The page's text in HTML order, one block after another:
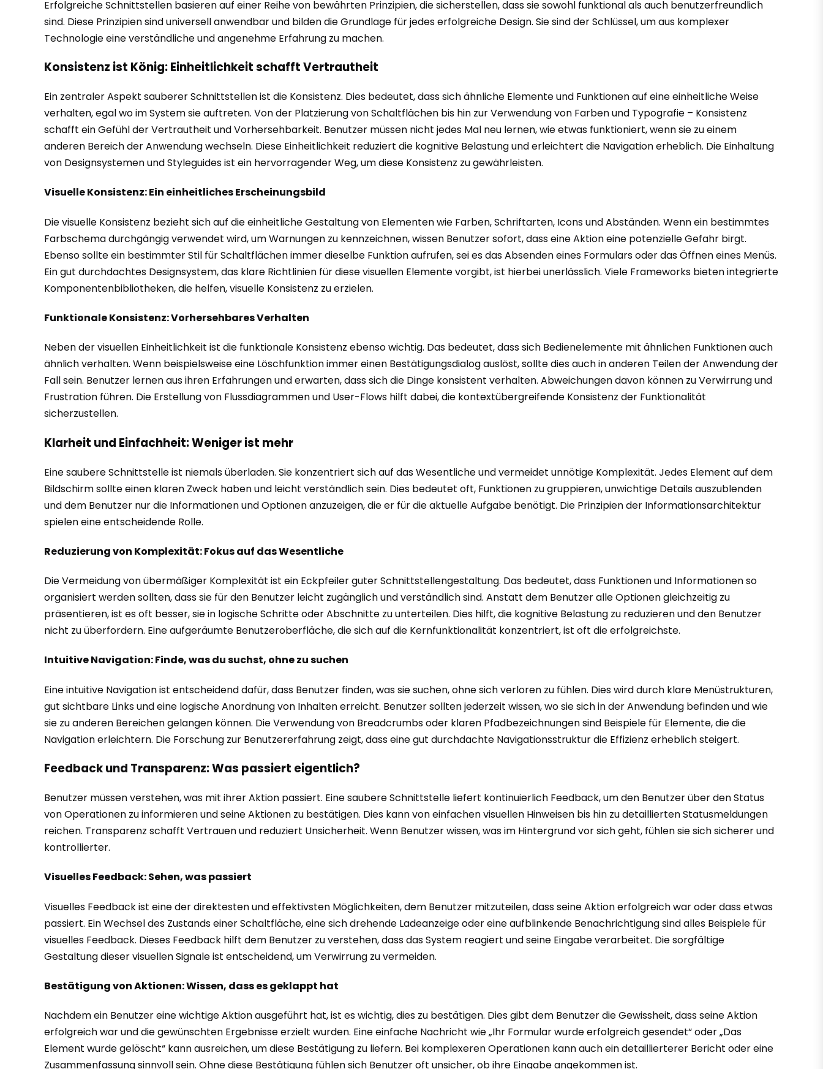
Erfolgreiche Schnittstellen basieren auf einer Reihe von bewährten Prinzipien, die sicherstellen, dass sie sowohl funktional als auch benutzerfreundlich
sind. Diese Prinzipien sind universell anwendbar und bilden die Grundlage für jedes erfolgreiche Design. Sie sind der Schlüssel, um aus komplexer
Technologie eine verständliche und angenehme Erfahrung zu machen.
Konsistenz ist König: Einheitlichkeit schafft Vertrautheit
Ein zentraler Aspekt sauberer Schnittstellen ist die Konsistenz. Dies bedeutet, dass sich ähnliche Elemente und Funktionen auf eine einheitliche Weise
verhalten, egal wo im System sie auftreten. Von der Platzierung von Schaltflächen bis hin zur Verwendung von Farben und Typografie – Konsistenz
schafft ein Gefühl der Vertrautheit und Vorhersehbarkeit. Benutzer müssen nicht jedes Mal neu lernen, wie etwas funktioniert, wenn sie zu einem
anderen Bereich der Anwendung wechseln. Diese Einheitlichkeit reduziert die kognitive Belastung und erleichtert die Navigation erheblich. Die Einhaltung
von Designsystemen und Styleguides ist ein hervorragender Weg, um diese Konsistenz zu gewährleisten.
Visuelle Konsistenz: Ein einheitliches Erscheinungsbild
Die visuelle Konsistenz bezieht sich auf die einheitliche Gestaltung von Elementen wie Farben, Schriftarten, Icons und Abständen. Wenn ein bestimmtes
Farbschema durchgängig verwendet wird, um Warnungen zu kennzeichnen, wissen Benutzer sofort, dass eine Aktion eine potenzielle Gefahr birgt.
Ebenso sollte ein bestimmter Stil für Schaltflächen immer dieselbe Funktion aufrufen, sei es das Absenden eines Formulars oder das Öffnen eines Menüs.
Ein gut durchdachtes Designsystem, das klare Richtlinien für diese visuellen Elemente vorgibt, ist hierbei unerlässlich. Viele Frameworks bieten integrierte
Komponentenbibliotheken, die helfen, visuelle Konsistenz zu erzielen.
Funktionale Konsistenz: Vorhersehbares Verhalten
Neben der visuellen Einheitlichkeit ist die funktionale Konsistenz ebenso wichtig. Das bedeutet, dass sich Bedienelemente mit ähnlichen Funktionen auch
ähnlich verhalten. Wenn beispielsweise eine Löschfunktion immer einen Bestätigungsdialog auslöst, sollte dies auch in anderen Teilen der Anwendung der
Fall sein. Benutzer lernen aus ihren Erfahrungen und erwarten, dass sich die Dinge konsistent verhalten. Abweichungen davon können zu Verwirrung und
Frustration führen. Die Erstellung von Flussdiagrammen und User-Flows hilft dabei, die kontextübergreifende Konsistenz der Funktionalität
sicherzustellen.
Klarheit und Einfachheit: Weniger ist mehr
Eine saubere Schnittstelle ist niemals überladen. Sie konzentriert sich auf das Wesentliche und vermeidet unnötige Komplexität. Jedes Element auf dem
Bildschirm sollte einen klaren Zweck haben und leicht verständlich sein. Dies bedeutet oft, Funktionen zu gruppieren, unwichtige Details auszublenden
und dem Benutzer nur die Informationen und Optionen anzuzeigen, die er für die aktuelle Aufgabe benötigt. Die Prinzipien der Informationsarchitektur
spielen eine entscheidende Rolle.
Reduzierung von Komplexität: Fokus auf das Wesentliche
Die Vermeidung von übermäßiger Komplexität ist ein Eckpfeiler guter Schnittstellengestaltung. Das bedeutet, dass Funktionen und Informationen so
organisiert werden sollten, dass sie für den Benutzer leicht zugänglich und verständlich sind. Anstatt dem Benutzer alle Optionen gleichzeitig zu
präsentieren, ist es oft besser, sie in logische Schritte oder Abschnitte zu unterteilen. Dies hilft, die kognitive Belastung zu reduzieren und den Benutzer
nicht zu überfordern. Eine aufgeräumte Benutzeroberfläche, die sich auf die Kernfunktionalität konzentriert, ist oft die erfolgreichste.
Intuitive Navigation: Finde, was du suchst, ohne zu suchen
Eine intuitive Navigation ist entscheidend dafür, dass Benutzer finden, was sie suchen, ohne sich verloren zu fühlen. Dies wird durch klare Menüstrukturen,
gut sichtbare Links und eine logische Anordnung von Inhalten erreicht. Benutzer sollten jederzeit wissen, wo sie sich in der Anwendung befinden und wie
sie zu anderen Bereichen gelangen können. Die Verwendung von Breadcrumbs oder klaren Pfadbezeichnungen sind Beispiele für Elemente, die die
Navigation erleichtern. Die Forschung zur Benutzererfahrung zeigt, dass eine gut durchdachte Navigationsstruktur die Effizienz erheblich steigert.
Feedback und Transparenz: Was passiert eigentlich?
Benutzer müssen verstehen, was mit ihrer Aktion passiert. Eine saubere Schnittstelle liefert kontinuierlich Feedback, um den Benutzer über den Status
von Operationen zu informieren und seine Aktionen zu bestätigen. Dies kann von einfachen visuellen Hinweisen bis hin zu detaillierten Statusmeldungen
reichen. Transparenz schafft Vertrauen und reduziert Unsicherheit. Wenn Benutzer wissen, was im Hintergrund vor sich geht, fühlen sie sich sicherer und
kontrollierter.
Visuelles Feedback: Sehen, was passiert
Visuelles Feedback ist eine der direktesten und effektivsten Möglichkeiten, dem Benutzer mitzuteilen, dass seine Aktion erfolgreich war oder dass etwas
passiert. Ein Wechsel des Zustands einer Schaltfläche, eine sich drehende Ladeanzeige oder eine aufblinkende Benachrichtigung sind alles Beispiele für
visuelles Feedback. Dieses Feedback hilft dem Benutzer zu verstehen, dass das System reagiert und seine Eingabe verarbeitet. Die sorgfältige
Gestaltung dieser visuellen Signale ist entscheidend, um Verwirrung zu vermeiden.
Bestätigung von Aktionen: Wissen, dass es geklappt hat
Nachdem ein Benutzer eine wichtige Aktion ausgeführt hat, ist es wichtig, dies zu bestätigen. Dies gibt dem Benutzer die Gewissheit, dass seine Aktion
erfolgreich war und die gewünschten Ergebnisse erzielt wurden. Eine einfache Nachricht wie „Ihr Formular wurde erfolgreich gesendet“ oder „Das
Element wurde gelöscht“ kann ausreichen, um diese Bestätigung zu liefern. Bei komplexeren Operationen kann auch ein detaillierterer Bericht oder eine
Zusammenfassung sinnvoll sein. Ohne diese Bestätigung fühlen sich Benutzer oft unsicher, ob ihre Eingabe angekommen ist.